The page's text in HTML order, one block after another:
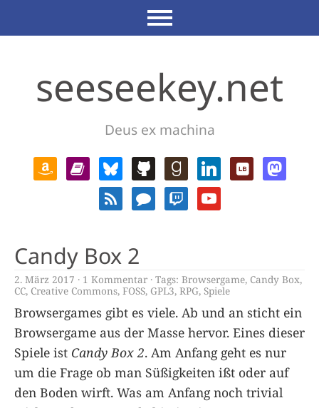
seeseekey.net
Deus ex machina
Candy Box 2
2. März 2017 1 Kommentar Tags: Browsergame, Candy Box,
CC, Creative Commons, FOSS, GPL3, RPG, Spiele
Browsergames gibt es viele. Ab und an sticht ein
Browsergame aus der Masse hervor. Eines dieser
Spiele ist Candy Box 2. Am Anfang geht es nur
um die Frage ob man Süßigkeiten ißt oder auf
den Boden wirft. Was am Anfang noch trivial